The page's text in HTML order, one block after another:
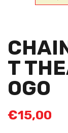
T
OGO
€15,00